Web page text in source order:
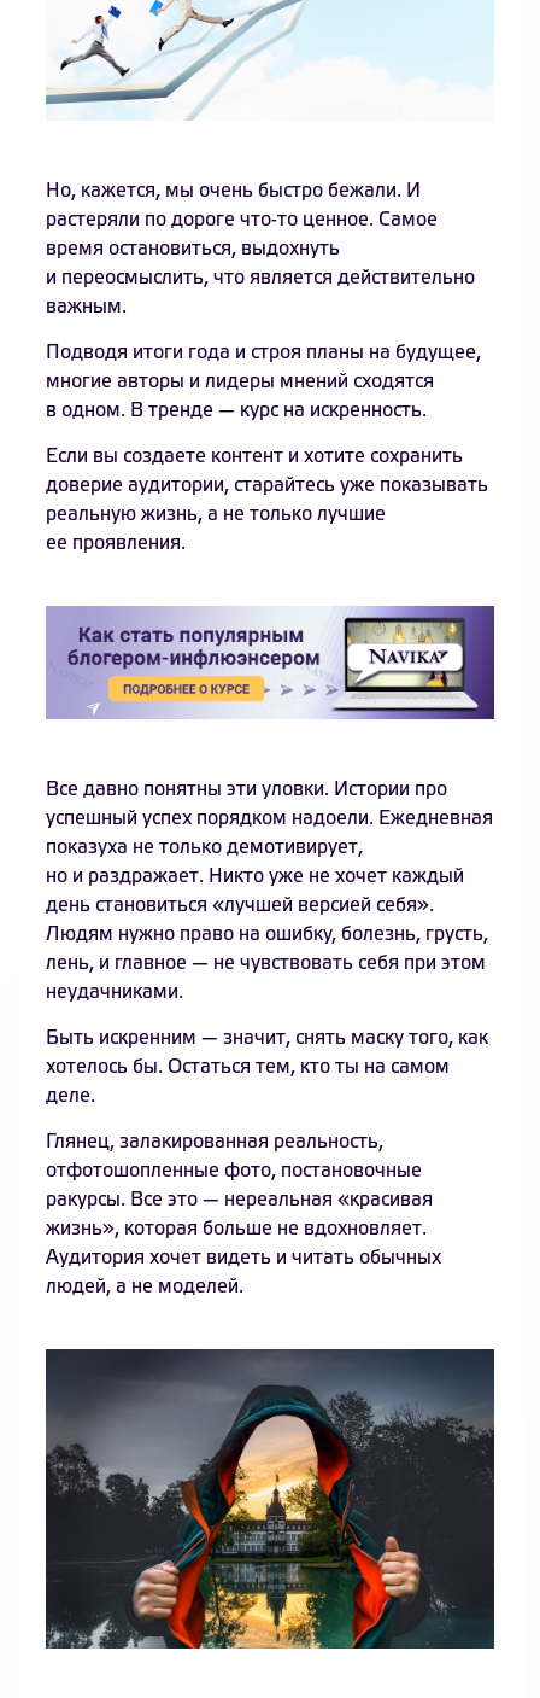
Но, кажется, мы очень быстро бежали. И
растеряли по дороге что-то ценное. Самое
время остановиться, выдохнуть
и переосмыслить, что является действительно
важным.
Подводя итоги года и строя планы на будущее,
многие авторы и лидеры мнений сходятся
в одном. В тренде — курс на искренность.
Если вы создаете контент и хотите сохранить
доверие аудитории, старайтесь уже показывать
реальную жизнь, а не только лучшие
ее проявления.
Все давно понятны эти уловки. Истории про
успешный успех порядком надоели. Ежедневная
показуха не только демотивирует,
но и раздражает. Никто уже не хочет каждый
день становиться «лучшей версией себя».
Людям нужно право на ошибку, болезнь, грусть,
лень, и главное — не чувствовать себя при этом
неудачниками.
Быть искренним — значит, снять маску того, как
хотелось бы. Остаться тем, кто ты на самом
деле.
Глянец, залакированная реальность,
отфотошопленные фото, постановочные
ракурсы. Все это — нереальная «красивая
жизнь», которая больше не вдохновляет.
Аудитория хочет видеть и читать обычных
людей, а не моделей.